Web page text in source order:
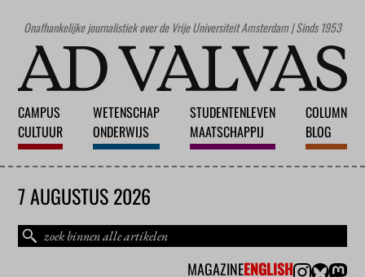
Onafhankelijke journalistiek over de Vrije Universiteit Amsterdam | Sinds 1953
CAMPUS
CULTUUR
WETENSCHAP
ONDERWIJS
STUDENTENLEVEN
MAATSCHAPPIJ
COLUMN
BLOG
7 AUGUSTUS 2026
MAGAZINEENGLISH